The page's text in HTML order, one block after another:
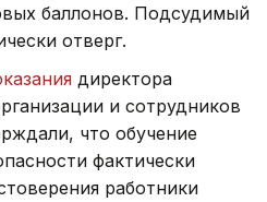
баллонов. Подсудимый
отверг.
директора
и сотрудников
что обучение
фактически
работники